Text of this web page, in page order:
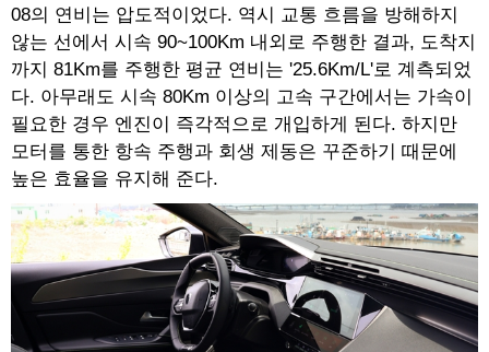
08의 연비는 압도적이었다. 역시 교통 흐름을 방해하지
않는 선에서 시속 90~100Km 내외로 주행한 결과, 도착지
까지 81Km를 주행한 평균 연비는 '25.6Km/L'로 계측되었
다. 아무래도 시속 80Km 이상의 고속 구간에서는 가속이
필요한 경우 엔진이 즉각적으로 개입하게 된다. 하지만
모터를 통한 항속 주행과 회생 제동은 꾸준하기 때문에
높은 효율을 유지해 준다.